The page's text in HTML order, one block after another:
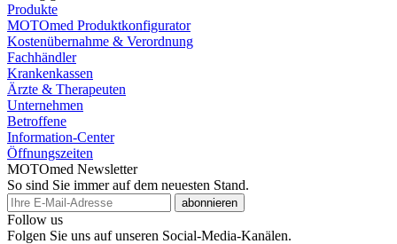
Produkte
MOTOmed Produktkonfigurator
Kostenübernahme & Verordnung
Fachhändler
Krankenkassen
Ärzte & Therapeuten
Unternehmen
Betroffene
Information-Center
Öffnungszeiten
MOTOmed Newsletter
So sind Sie immer auf dem neuesten Stand.
abonnieren
Follow us
Folgen Sie uns auf unseren Social-Media-Kanälen.